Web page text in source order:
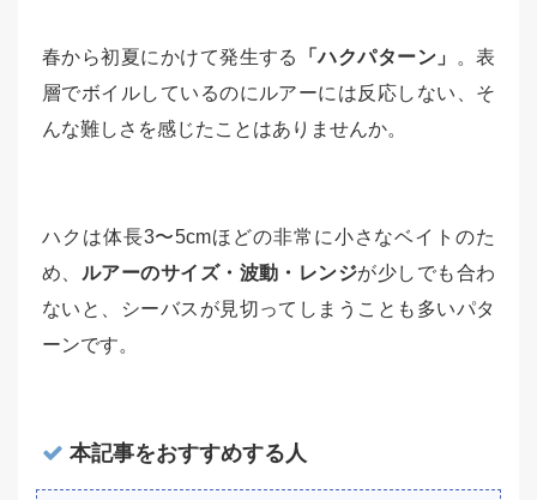
春から初夏にかけて発生する 「ハクパターン」
。表
層でボイルしているのにルアーには反応しない、そ
んな難しさを感じたことはありませんか。
ハクは体長3〜5cmほどの非常に小さなベイトのた
め、 ルアーのサイズ・波動・レンジが少しでも合わ
ないと、シーバスが見切ってしまうことも多いパタ
ーンです。
本記事をおすすめする人